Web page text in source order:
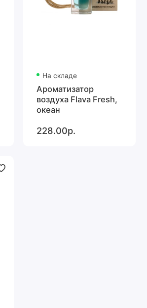
На складе
Ароматизатор
воздуха Flava Fresh,
океан
228.00р.